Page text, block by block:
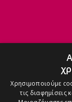
Χρησιμοποιούμε
τις διαφημίσεις